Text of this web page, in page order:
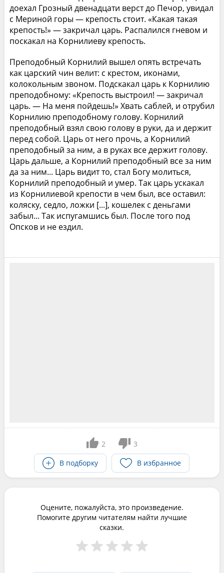
доехал Грозный двенадцати верст до Печор, увидал
с Мериной горы — крепость стоит. «Какая такая
крепость!» — закричал царь. Распалился гневом и
поскакал на Корнилиеву крепость.
Преподобный Корнилий вышел опять встречать
как царский чин велит: с крестом, иконами,
колокольным звоном. Подскакал царь к Корнилию
преподобному: «Крепость выстроил! — закричал
царь. — На меня пойдешь!» Хвать саблей, и отрубил
Корнилию преподобному голову. Корнилий
преподобный взял свою голову в руки, да и держит
перед собой. Царь от него прочь, а Корнилий
преподобный за ним, а в руках все держит голову.
Царь дальше, а Корнилий преподобный все за ним
да за ним... Царь видит то, стал Богу молиться,
Корнилий преподобный и умер. Так царь ускакал
из Корнилиевой крепости в чем был, все оставил:
коляску, седло, ложки [...], кошелек с деньгами
забыл... Так испугамшись был. После того под
Опсков и не ездил.
2
3
В подборку
В избранное
Оцените, пожалуйста, это произведение.
Помогите другим читателям найти лучшие
сказки.